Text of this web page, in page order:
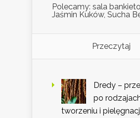
Polecamy: sala
Jaśmin Kuków, Sucha
Przeczytaj
Dredy –
po
tworzeniu i